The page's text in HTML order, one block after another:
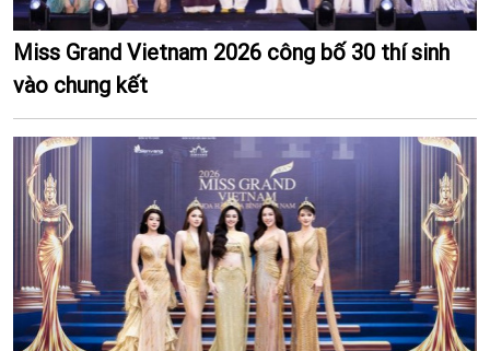
Miss Grand Vietnam 2026 công bố 30 thí sinh
vào chung kết